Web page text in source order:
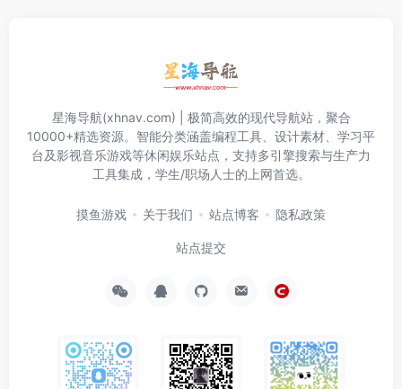
星海导航(xhnav.com) | 极简高效的现代导航站，聚合
10000+精选资源。智能分类涵盖编程工具、设计素材、学习平
台及影视音乐游戏等休闲娱乐站点，支持多引擎搜索与生产力
工具集成，学生/职场人士的上网首选。
摸鱼游戏 关于我们 站点博客 隐私政策
站点提交